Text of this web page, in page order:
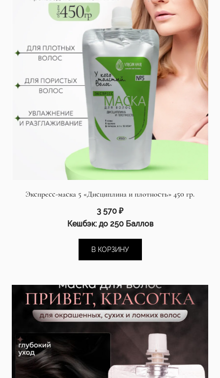
Экспресс-маска 5 «Дисциплина и плотность» 450 гр.
3 570 ₽
Кешбэк:до 250 Баллов
В КОРЗИНУ